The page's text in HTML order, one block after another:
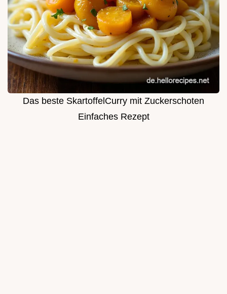
Das beste SkartoffelCurry mit Zuckerschoten
Einfaches Rezept